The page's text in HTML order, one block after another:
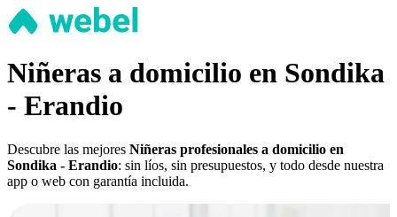
Niñeras a domicilio en Sondika
- Erandio
Descubre las mejores Niñeras profesionales a domicilio en
Sondika - Erandio: sin líos, sin presupuestos, y todo desde nuestra
app o web con garantía incluida.